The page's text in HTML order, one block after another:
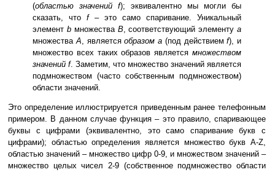
(областью значений f); эквивалентно мы могли бы
сказать, что f– это само спаривание. Уникальный
элемент b множества B, соответствующий элементуa
множестваA, являетсяобразом a (под действиемf), и
множество всех таких образов является множеством
значений f. Заметим, что множество значений является
подмножеством (часто собственным подмножеством)
области значений.
Это определение иллюстрируется приведенным ранее телефонным
примером. В данном случае функция – это правило, спаривающее
буквы с цифрами (эквивалентно, это само спаривание букв с
цифрами); областью определения является множество букв A-Z,
областью значений – множество цифр 0-9, и множеством значений –
множество целых чисел 2-9 (собственное подмножество области